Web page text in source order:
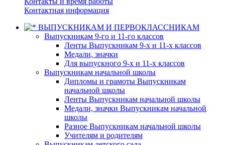
Контактная информация
ВЫПУСКНИКАМ И ПЕРВОКЛАССНИКАМ
Выпускникам 9-го и 11-го классов
Ленты Выпускникам 9-х и 11-х классов
Медали, значки
Для выпускного 9-х и 11-х классов
Выпускникам начальной школы
Дипломы и грамоты Выпускникам
начальной школы
Ленты Выпускникам начальной школы
Медали, значки Выпускникам начальной
школы
Разное Выпускникам начальной школы
Учителям и родителям